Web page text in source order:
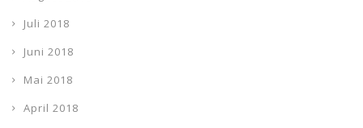
Juli 2018
Juni 2018
Mai 2018
April 2018